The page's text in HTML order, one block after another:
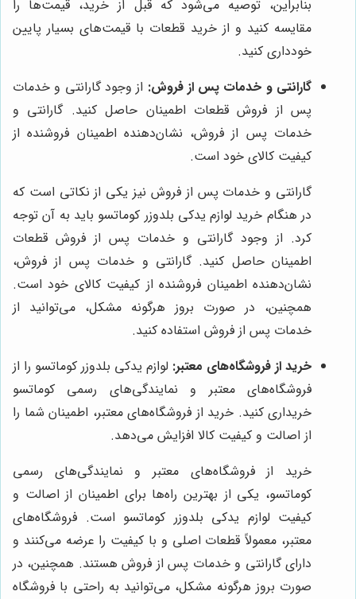
بنابراین، توصیه می‌شود که قبل از خرید، قیمت‌ها را
مقایسه کنید و از خرید قطعات با قیمت‌های بسیار پایین
خودداری کنید.
گارانتی و خدمات پس از فروش: از وجود گارانتی و خدمات
پس از فروش قطعات اطمینان حاصل کنید. گارانتی و
خدمات پس از فروش، نشان‌دهنده اطمینان فروشنده از
کیفیت کالای خود است.
گارانتی و خدمات پس از فروش نیز یکی از نکاتی است که
در هنگام خرید لوازم یدکی بلدوزر کوماتسو باید به آن توجه
کرد. از وجود گارانتی و خدمات پس از فروش قطعات
اطمینان حاصل کنید. گارانتی و خدمات پس از فروش،
نشان‌دهنده اطمینان فروشنده از کیفیت کالای خود است.
همچنین، در صورت بروز هرگونه مشکل، می‌توانید از
خدمات پس از فروش استفاده کنید.
خرید از فروشگاه‌های معتبر: لوازم یدکی بلدوزر کوماتسو را از
فروشگاه‌های معتبر و نمایندگی‌های رسمی کوماتسو
خریداری کنید. خرید از فروشگاه‌های معتبر، اطمینان شما را
از اصالت و کیفیت کالا افزایش می‌دهد.
خرید از فروشگاه‌های معتبر و نمایندگی‌های رسمی
کوماتسو، یکی از بهترین راه‌ها برای اطمینان از اصالت و
کیفیت لوازم یدکی بلدوزر کوماتسو است. فروشگاه‌های
معتبر، معمولاً قطعات اصلی و با کیفیت را عرضه می‌کنند و
دارای گارانتی و خدمات پس از فروش هستند. همچنین، در
صورت بروز هرگونه مشکل، می‌توانید به راحتی با فروشگاه